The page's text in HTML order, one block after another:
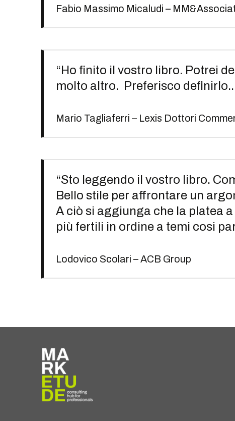
Fabio Massimo Micaludi –
“Ho finito il vostro libro. Potrei
molto altro. Preferisco definirlo..
Mario Tagliaferri – Lexis Dottori
“Sto leggendo il vostro libro.
Bello stile per affrontare un
A ciò si aggiunga che la platea
più fertili in ordine a temi cosi
Lodovico Scolari – ACB Group